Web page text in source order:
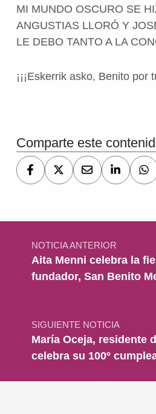
MI MUNDO OSCURO SE
ANGUSTIAS LLORÓ Y
LE DEBO TANTO A LA
¡¡¡Eskerrik asko, Benito por
Comparte este
Navegación de entradas
NOTICIA ANTERIOR
Aita Menni celebra la
fundador, San Benito
SIGUIENTE NOTICIA
María Oceja, residente
celebra su 100º